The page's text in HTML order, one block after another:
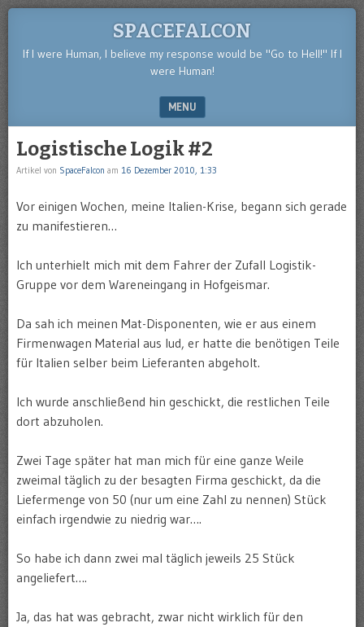
SPACEFALCON
If I were Human, I believe my response would be "Go to Hell!" If I
were Human!
MENU
Logistische Logik #2
Artikel von SpaceFalcon am 16 Dezember 2010, 1:33
Vor einigen Wochen, meine Italien-Krise, begann sich gerade
zu manifestieren…
Ich unterhielt mich mit dem Fahrer der Zufall Logistik-
Gruppe vor dem Wareneingang in Hofgeismar.
Da sah ich meinen Mat-Disponenten, wie er aus einem
Firmenwagen Material aus lud, er hatte die benötigen Teile
für Italien selber beim Lieferanten abgeholt.
Ich wurde anschließend hin geschickt, die restlichen Teile
dort abzuholen.
Zwei Tage später hat man mich für eine ganze Weile
zweimal täglich zu der besagten Firma geschickt, da die
Liefermenge von 50 (nur um eine Zahl zu nennen) Stück
einfach irgendwie zu niedrig war….
So habe ich dann zwei mal täglich jeweils 25 Stück
angeliefert….
Ja, das hat was gebracht, zwar nicht wirklich für den